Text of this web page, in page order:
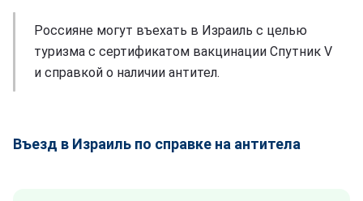
Россияне могут въехать в Израиль с целью
туризма с сертификатом вакцинации Спутник V
и справкой о наличии антител.
Въезд в Израиль по справке на антитела